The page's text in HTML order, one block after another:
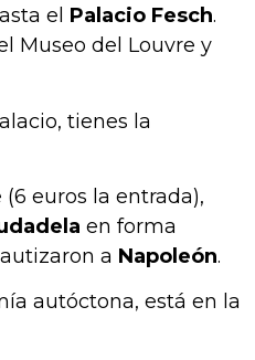
el Palacio Fesch.
Museo del Louvre y
tienes la
euros la entrada),
en forma
a Napoleón.
autóctona, está en la